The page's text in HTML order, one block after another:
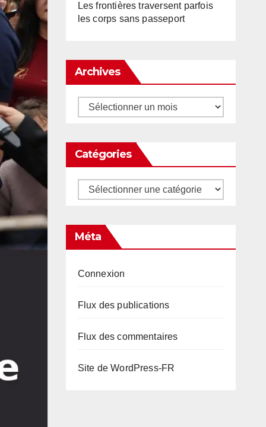
Les frontières traversent parfois
les corps sans passeport
Archives
Archives
Catégories
Catégories
Méta
Connexion
Flux des publications
Flux des commentaires
Site de WordPress-FR